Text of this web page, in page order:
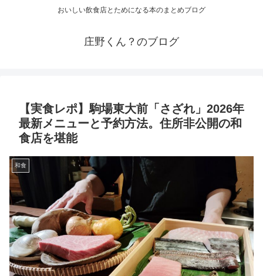
おいしい飲食店とためになる本のまとめブログ
庄野くん？のブログ
【実食レポ】駒場東大前「さざれ」2026年
最新メニューと予約方法。住所非公開の和
食店を堪能
和食